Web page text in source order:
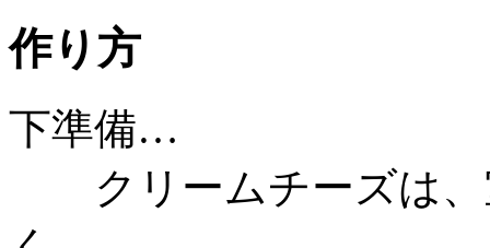
作り方
下準備…
クリームチーズは、